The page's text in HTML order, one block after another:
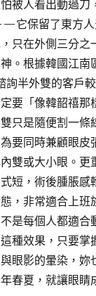
被人看出動過刀
它保留了東方人
只在外側三分之
。根據韓國江南
半外雙的客戶
要「像韓韶禧那
只是隨便割一條
要同時兼顧眼皮
雙或大小眼。更
短，術後腫脹感
，非常適合上班
是每個人都適合
種效果，只要掌
眼影的暈染，妳
春夏，就讓眼睛